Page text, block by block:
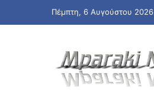
Πέμπτη, 6 Αυγούστου 2026